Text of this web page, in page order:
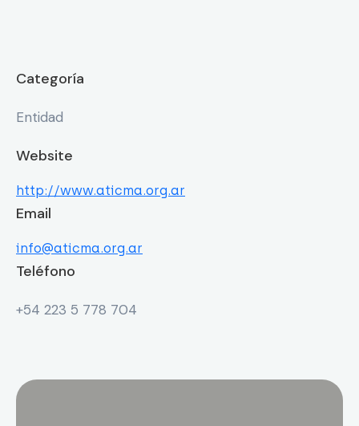
Categoría
Entidad
Website
http://www.aticma.org.ar
Email
info@aticma.org.ar
Teléfono
+54 223 5 778 704